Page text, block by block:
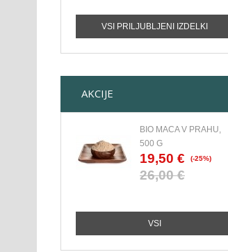
VSI PRILJUBLJENI IZDELKI
AKCIJE
BIO MACA V PRAHU,
500 G
19,50 € (-25%)
26,00 €
VSI